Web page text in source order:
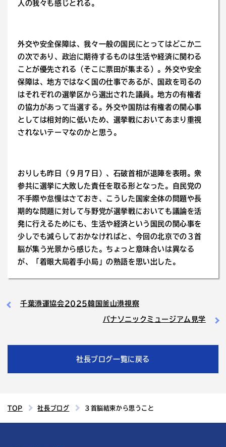
人の我々も感じとれる。
外交や安全保障は、我々一般の国民にとってはどこか二
の次であり、政治に期待するものは生活や経済に関わる
ことが優先される（そこに票田が集まる）。外交や安全
保障は、地方ではなく国の仕事であるが、国政を司るの
はそれぞれの選挙区から選出された議員。地方の有権者
の協力があって当選する。外交や国防は有権者の関心事
としては相対的に低いため、選挙戦においてあまり重視
されないテーマなのかと思う。
おりしも昨日（９月７日）、石破首相が退陣を表明。衆
参共に選挙に大敗した責任を取る形となった。自民党の
不手際や怠慢はさておき、こうした国家全体の問題や長
期的な問題に対して与野党が選挙戦においても議論を活
発に行えるためにも、生活や経済という国民の関心事を
少しでも減らしておかなければと、今回の北京での３首
脳が集う光景から感じた。ちょっと意味合いは異なる
が、「着眼大局着手小局」の熟語を思い出した。
千葉港運協会2025韓国釜山港視察
パナソニックミュージアム見学
社長ブログ一覧に戻る
TOP 社長ブログ ３首脳結束から思うこと